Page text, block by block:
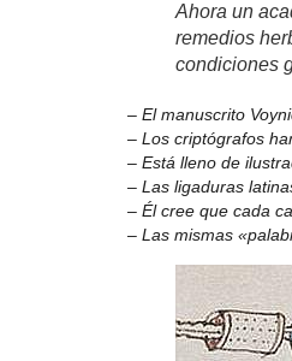
Ahora un
remedios
condiciones
– El manuscrito
– Los criptógrafos
– Está lleno de
– Las ligaduras
– Él cree que cada
– Las mismas